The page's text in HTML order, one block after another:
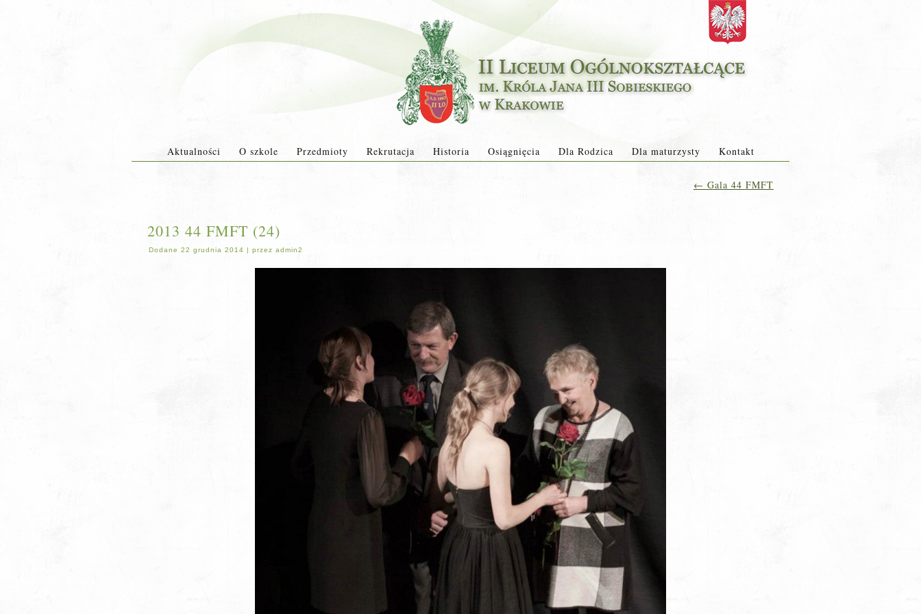
Aktualności O szkole Przedmioty Rekrutacja Historia Osiągnięcia Dla Rodzica Dla maturzysty Kontakt
← Gala 44 FMFT
2013 44 FMFT (24)
Dodane 22 grudnia 2014 | przez admin2